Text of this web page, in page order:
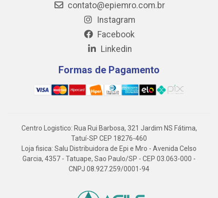
contato@epiemro.com.br
Instagram
Facebook
Linkedin
Formas de Pagamento
Centro Logistico: Rua Rui Barbosa, 321 Jardim NS Fátima,
Tatuí-SP CEP 18276-460
Loja fisica: Salu Distribuidora de Epi e Mro - Avenida Celso
Garcia, 4357 - Tatuape, Sao Paulo/SP - CEP 03.063-000 -
CNPJ 08.927.259/0001-94